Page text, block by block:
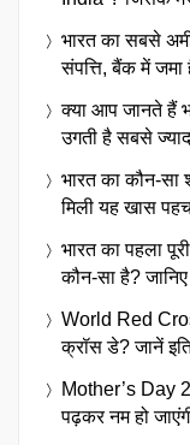
भारत का सबसे
संपत्ति, बैंक में जमा
क्या आप जानते हैं
उगती है सबसे
भारत का कौन-सा
मिली यह खास
भारत का पहला
कौन-सा है?
World Red
क्रॉस डे? जानें
Mother’s Day
पढ़कर नम हो